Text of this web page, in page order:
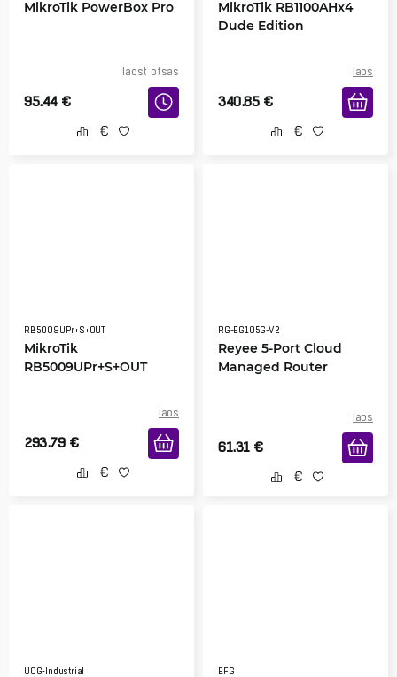
MikroTik PowerBox Pro
laost otsas
95.44 €
MikroTik RB1100AHx4
Dude Edition
laos
340.85 €
RB5009UPr+S+OUT
MikroTik
RB5009UPr+S+OUT
laos
293.79 €
RG-EG105G-V2
Reyee 5-Port Cloud
Managed Router
laos
61.31 €
UCG-Industrial EFG